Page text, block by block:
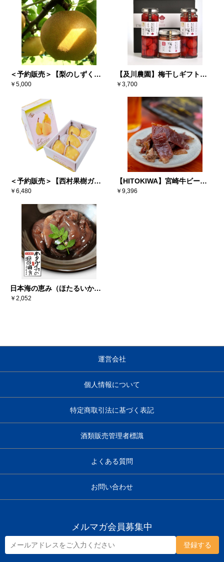
＜予約販売＞【梨のしずく】
彩玉 3キロ（5～6玉） ※送料
￥5,000
【及川農園】梅干しギフトセ
ット
￥3,700
＜予約販売＞【西村果樹ガー
デン】西洋梨ル・レクチェ
2kg（5-7個）※送料込み
￥6,480
【HITOKIWA】宮崎牛ビーフ
ジャーキー（10個セット）
￥9,396
日本海の恵み（ほたるいか醤
油漬×6）
￥2,052
運営会社
個人情報について
特定商取引法に基づく表記
酒類販売管理者標識
よくある質問
お問い合わせ
メルマガ会員募集中